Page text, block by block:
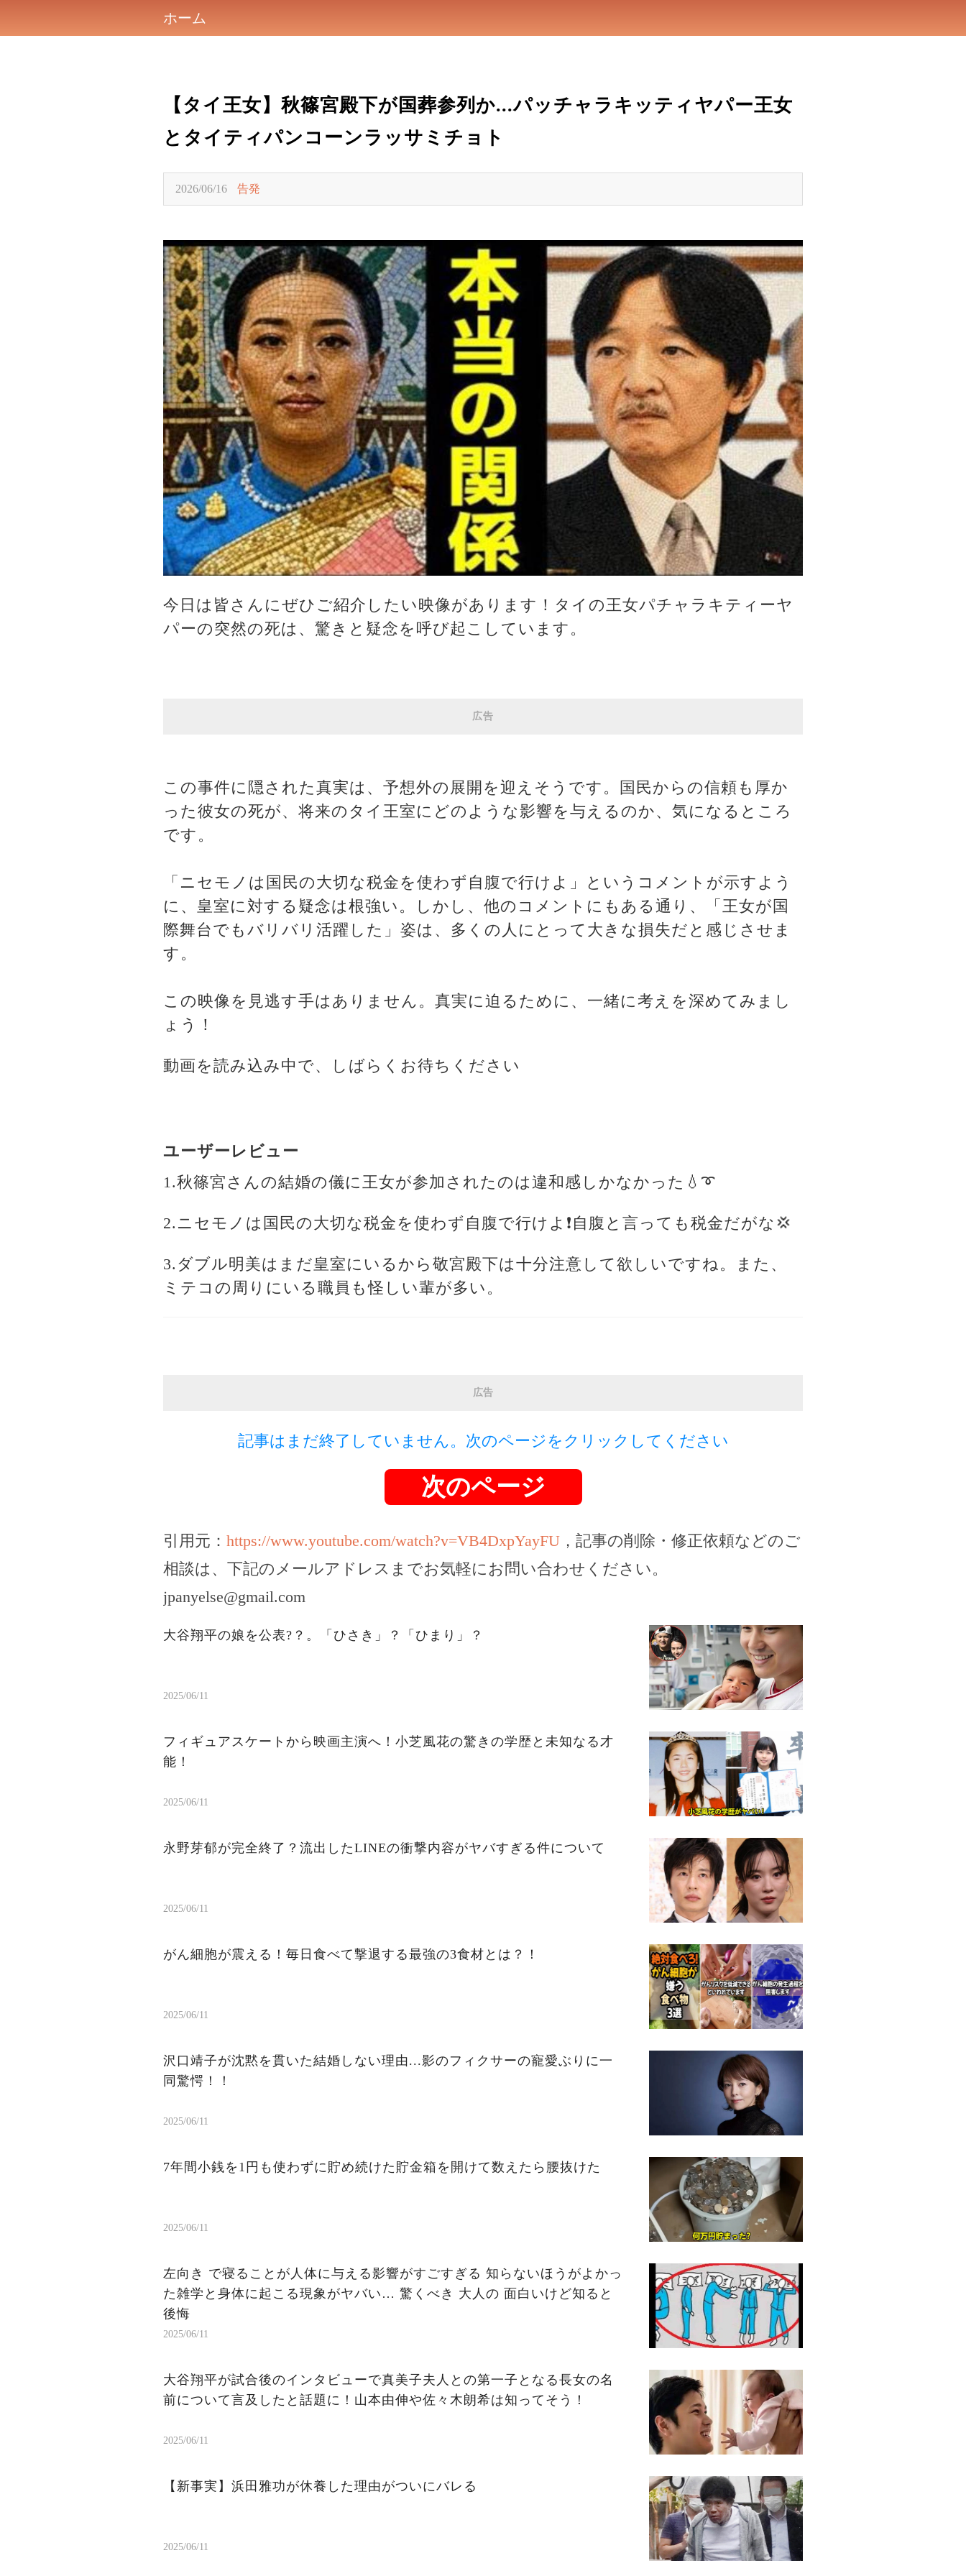
ホーム
【タイ王女】秋篠宮殿下が国葬参列か...パッチャラキッティヤパー王女
とタイティパンコーンラッサミチョト
2026/06/16 告発
今日は皆さんにぜひご紹介したい映像があります！タイの王女パチャラキティーヤ
パーの突然の死は、驚きと疑念を呼び起こしています。
広告
この事件に隠された真実は、予想外の展開を迎えそうです。国民からの信頼も厚か
った彼女の死が、将来のタイ王室にどのような影響を与えるのか、気になるところ
です。
「ニセモノは国民の大切な税金を使わず自腹で行けよ」というコメントが示すよう
に、皇室に対する疑念は根強い。しかし、他のコメントにもある通り、「王女が国
際舞台でもバリバリ活躍した」姿は、多くの人にとって大きな損失だと感じさせま
す。
この映像を見逃す手はありません。真実に迫るために、一緒に考えを深めてみまし
ょう！
動画を読み込み中で、しばらくお待ちください
ユーザーレビュー
1.秋篠宮さんの結婚の儀に王女が参加されたのは違和感しかなかった💧‬➰‪‪
2.ニセモノは国民の大切な税金を使わず自腹で行けよ❗自腹と言っても税金だがな💢
3.ダブル明美はまだ皇室にいるから敬宮殿下は十分注意して欲しいですね。また、
ミテコの周りにいる職員も怪しい輩が多い。
広告
記事はまだ終了していません。次のページをクリックしてください
次のページ
引用元： https://www.youtube.com/watch?v=VB4DxpYayFU ，記事の削除・修正依頼などのご
相談は、下記のメールアドレスまでお気軽にお問い合わせください。
jpanyelse@gmail.com
大谷翔平の娘を公表?？。「ひさき」？「ひまり」？
2025/06/11
フィギュアスケートから映画主演へ！小芝風花の驚きの学歴と未知なる才
能！
2025/06/11
永野芽郁が完全終了？流出したLINEの衝撃内容がヤバすぎる件について
2025/06/11
がん細胞が震える！毎日食べて撃退する最強の3食材とは？！
2025/06/11
沢口靖子が沈黙を貫いた結婚しない理由...影のフィクサーの寵愛ぶりに一
同驚愕！！
2025/06/11
7年間小銭を1円も使わずに貯め続けた貯金箱を開けて数えたら腰抜けた
2025/06/11
左向き で寝ることが人体に与える影響がすごすぎる 知らないほうがよかっ
た雑学と身体に起こる現象がヤバい… 驚くべき 大人の 面白いけど知ると
後悔
2025/06/11
大谷翔平が試合後のインタビューで真美子夫人との第一子となる長女の名
前について言及したと話題に！山本由伸や佐々木朗希は知ってそう！
2025/06/11
【新事実】浜田雅功が休養した理由がついにバレる
2025/06/11